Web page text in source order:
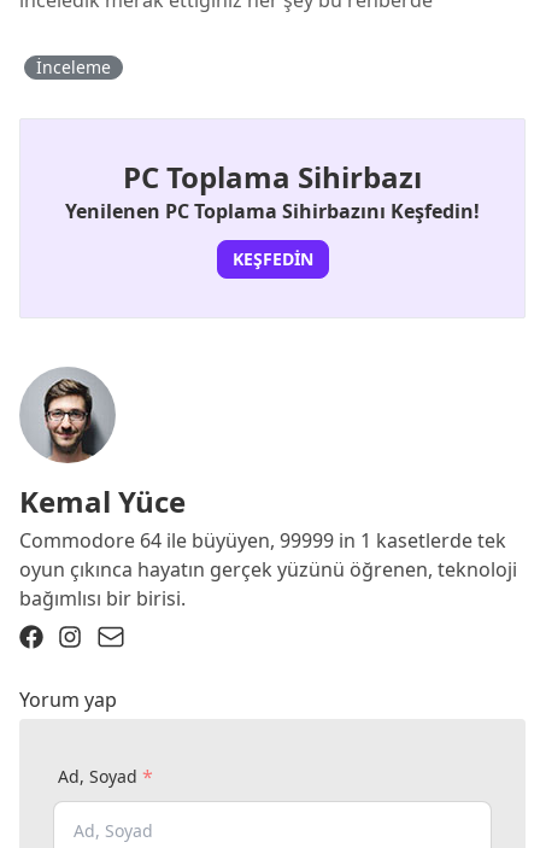
İnceleme
PC Toplama Sihirbazı
Yenilenen PC Toplama Sihirbazını Keşfedin!
KEŞFEDIN
Kemal Yüce
Commodore 64 ile büyüyen, 99999 in 1 kasetlerde tek
oyun çıkınca hayatın gerçek yüzünü öğrenen, teknoloji
bağımlısı bir birisi.
Yorum yap
Ad, Soyad *